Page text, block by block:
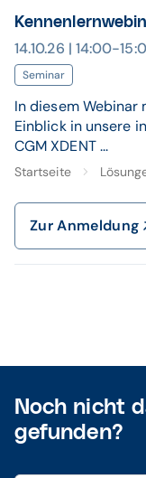
14.10.26 | 14:00-
Seminar
In diesem Webinar
Einblick in unsere
CGM XDENT ...
Startseite
Zur Anmeldung
Noch nicht
gefunden?